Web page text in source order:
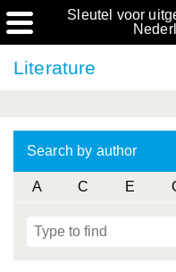
Sleutel voor
Literature
Search by author
A C E